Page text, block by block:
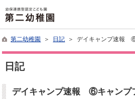
第二幼稚園 ＞ 日記 ＞ デイキャンプ速報
日記
デイキャンプ速報 ⑥キャンプ